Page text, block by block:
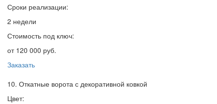
Сроки реализации:
2 недели
Стоимость под ключ:
от 120 000 руб.
Заказать
10. Откатные ворота с декоративной ковкой
Цвет: